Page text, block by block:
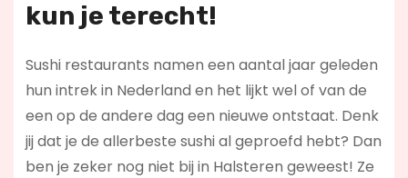
kun je terecht!
Sushi restaurants namen een aantal jaar geleden
hun intrek in Nederland en het lijkt wel of van de
een op de andere dag een nieuwe ontstaat. Denk
jij dat je de allerbeste sushi al geproefd hebt? Dan
ben je zeker nog niet bij in Halsteren geweest! Ze